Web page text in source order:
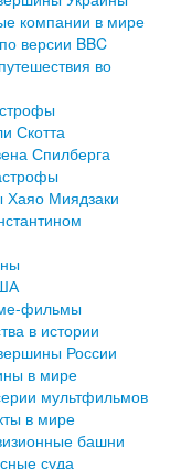
компании в мире
версии BBC
во
Скотта
Спилберга
Миядзаки
фильмы
в истории
России
в мире
мультфильмов
в мире
башни
суда